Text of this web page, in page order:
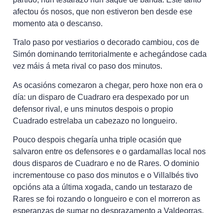
afectou ós nosos, que non estiveron ben desde ese
momento ata o descanso.
Tralo paso por vestiarios o decorado cambiou, cos de
Simón dominando territorialmente e achegándose cada
vez máis á meta rival co paso dos minutos.
As ocasións comezaron a chegar, pero hoxe non era o
día: un disparo de Cuadraro era despexado por un
defensor rival, e uns minutos despois o propio
Cuadrado estrelaba un cabezazo no longueiro.
Pouco despois chegaría unha triple ocasión que
salvaron entre os defensores e o gardamallas local nos
dous disparos de Cuadraro e no de Rares. O dominio
incrementouse co paso dos minutos e o Villalbés tivo
opcións ata a última xogada, cando un testarazo de
Rares se foi rozando o longueiro e con el morreron as
esperanzas de sumar no desprazamento a Valdeorras.